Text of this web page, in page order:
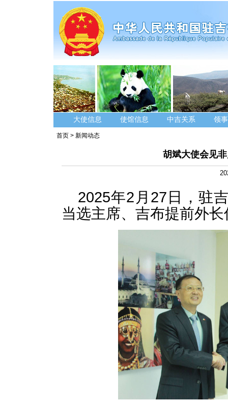
大使信息 使馆信息 中吉关系 领
首页 > 新闻动态
胡斌大使会见
2025年2月27日，驻
当选主席、吉布提前外